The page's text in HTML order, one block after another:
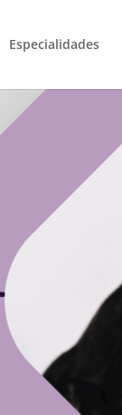
Especialidades